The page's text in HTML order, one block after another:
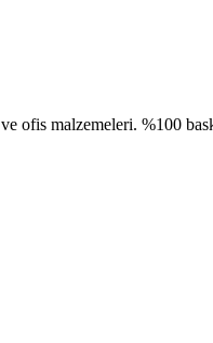
ofis malzemeleri. %100